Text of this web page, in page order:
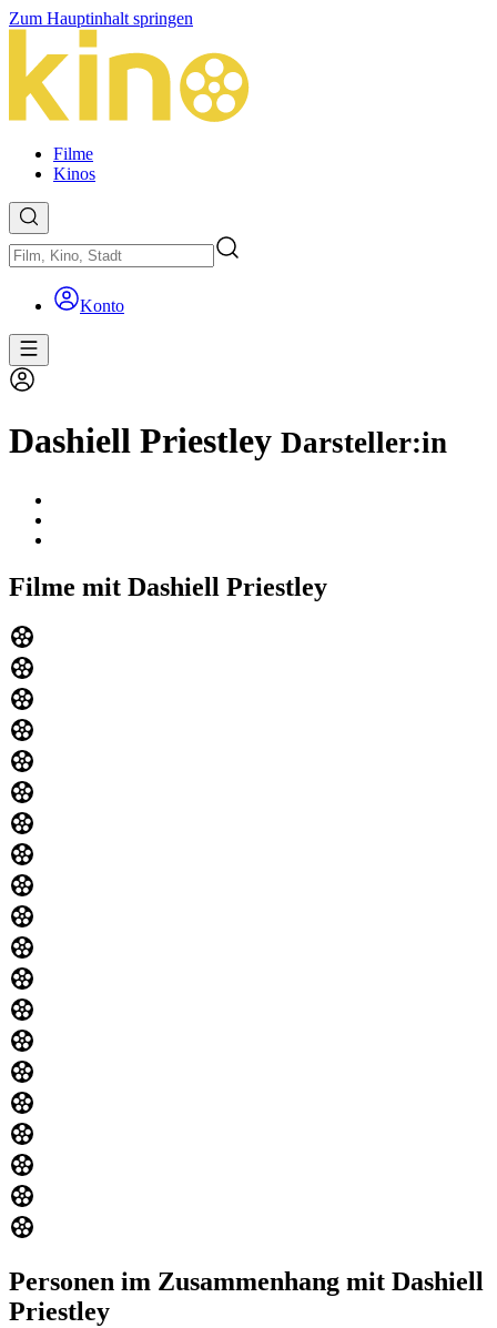
Zum Hauptinhalt springen
Filme
Kinos
Konto
Dashiell Priestley Darsteller:in
Filme mit Dashiell Priestley
Personen im Zusammenhang mit Dashiell
Priestley